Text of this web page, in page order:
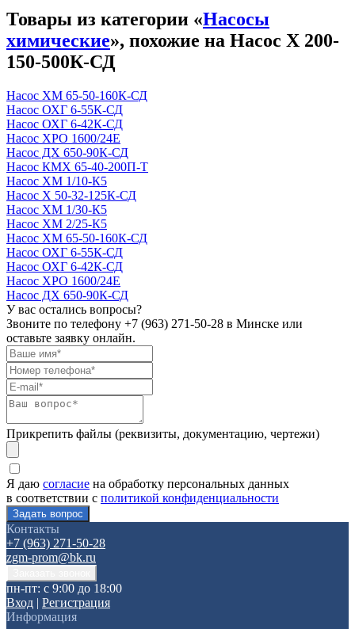
Товары из категории «Насосы
химические», похожие на Насос Х 200-
150-500К-СД
Насос ХМ 65-50-160К-СД
Насос ОХГ 6-55К-СД
Насос ОХГ 6-42К-СД
Насос ХРО 1600/24Е
Насос ДХ 650-90К-СД
Насос КМХ 65-40-200П-Т
Насос ХМ 1/10-К5
Насос Х 50-32-125К-СД
Насос ХМ 1/30-К5
Насос ХМ 2/25-К5
Насос ХМ 65-50-160К-СД
Насос ОХГ 6-55К-СД
Насос ОХГ 6-42К-СД
Насос ХРО 1600/24Е
Насос ДХ 650-90К-СД
У вас остались вопросы?
Звоните по телефону +7 (963) 271-50-28 в Минске или
оставьте заявку онлайн.
Прикрепить файлы (реквизиты, документацию, чертежи)
Я даю согласие на обработку персональных данных
в соответствии с политикой конфиденциальности
Контакты
+7 (963) 271-50-28
zgm-prom@bk.ru
пн-пт: с 9:00 до 18:00
Вход | Регистрация
Информация